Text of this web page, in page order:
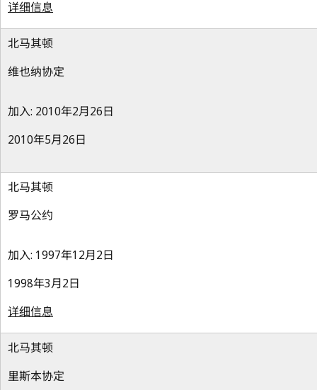
详细信息
北马其顿
维也纳协定
加入: 2010年2月26日
2010年5月26日
北马其顿
罗马公约
加入: 1997年12月2日
1998年3月2日
详细信息
北马其顿
里斯本协定